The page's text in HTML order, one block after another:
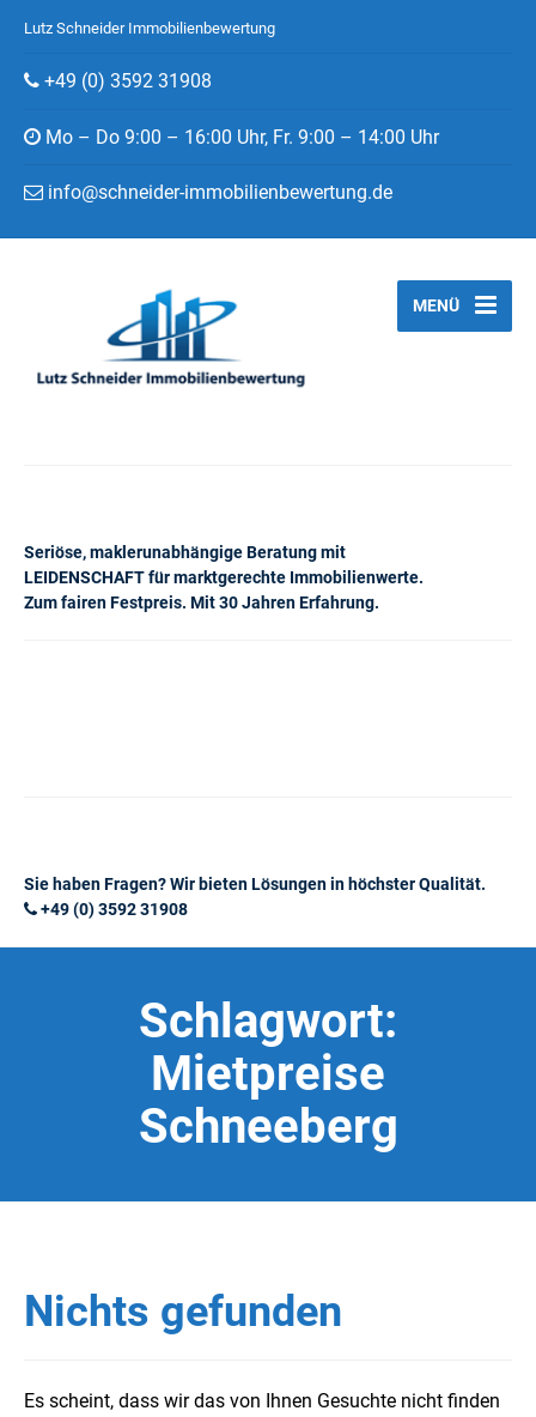
Lutz Schneider Immobilienbewertung
+49 (0) 3592 31908
Mo – Do 9:00 – 16:00 Uhr, Fr. 9:00 – 14:00 Uhr
info@schneider-immobilienbewertung.de
Seriöse, maklerunabhängige Beratung mit
LEIDENSCHAFT für marktgerechte Immobilienwerte.
Zum fairen Festpreis. Mit 30 Jahren Erfahrung.
MENÜ
Sie haben Fragen? Wir bieten Lösungen in höchster Qualität.
+49 (0) 3592 31908
Schlagwort:
Mietpreise
Schneeberg
Nichts gefunden
Es scheint, dass wir das von Ihnen Gesuchte nicht finden